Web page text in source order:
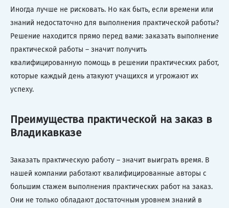
Иногда лучше не рисковать. Но как быть, если времени или
знаний недостаточно для выполнения практической работы?
Решение находится прямо перед вами: заказать выполнение
практической работы – значит получить
квалифицированную помощь в решении практических работ,
которые каждый день атакуют учащихся и угрожают их
успеху.
Преимущества практической на заказ в
Владикавказе
Заказать практическую работу – значит выиграть время. В
нашей компании работают квалифицированные авторы с
большим стажем выполнения практических работ на заказ.
Они не только обладают достаточным уровнем знаний в